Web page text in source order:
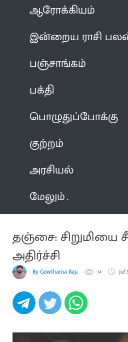
ஆரோக்கியம்
இன்றைய ராசி
பஞ்சாங்கம்
பக்தி
பொழுதுப்போக்கு
குற்றம்
அரசியல்
மேலும்
தஞ்சை: சிறுமியை
அதிர்ச்சி
By Gowthama Rajakumaran
74 Jul